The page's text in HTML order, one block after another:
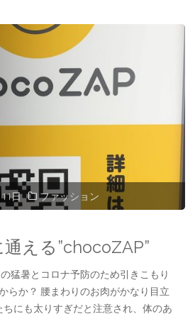
日 ファッション
える”chocoZAP”
猛暑とコロナ予防のため引きこもり
らか？ 腰まわりのお肉がかなり目立
ちにも太りすぎだと注意され、体のあ